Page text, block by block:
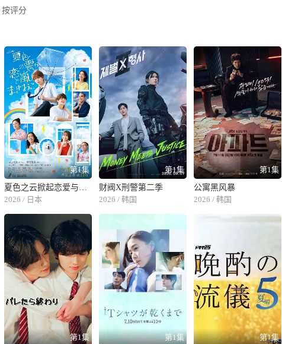
按评分
第1集
2026 / 日本
第1集
财阀X刑警第二季
2026 / 韩国
第1集
公寓黑风暴
2026 / 韩国
第1集
第1集
第1集